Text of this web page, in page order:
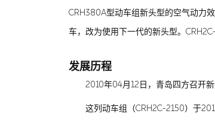
CRH380A型动车组新头型的空气动力
车，改为使用下一代的新头型。
发展历程
2010年04月12日，青岛四方召开
这列动车组（CRH2C-2150）于